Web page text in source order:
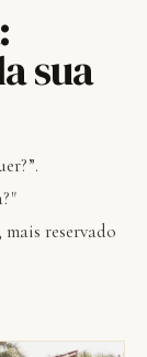
sua
reservado